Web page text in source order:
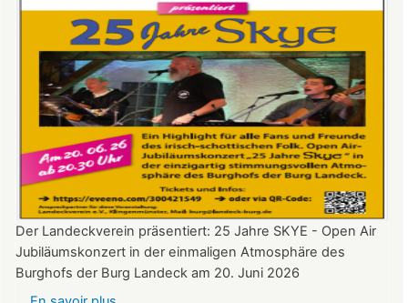
Der Landeckverein präsentiert: 25 Jahre SKYE - Open Air
Jubiläumskonzert in der einmaligen Atmosphäre des
Burghofs der Burg Landeck am 20. Juni 2026